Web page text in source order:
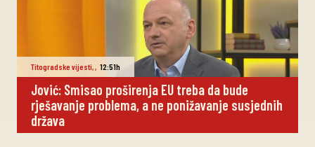
Titogradske vijesti,, 12:51h
Jović: Smisao proširenja EU treba da bude
rješavanje problema, a ne ponižavanje susjednih
država